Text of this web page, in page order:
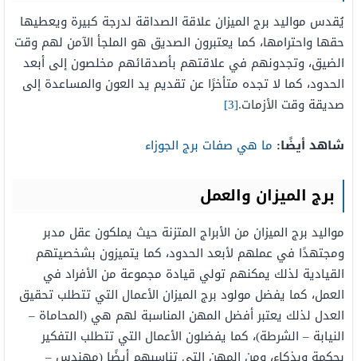
يُقدس مواليد برج الميزان علاقة الصداقة لدرجة كبيرة ويعطيها
حقها واحترامها، كما يعتبرون الصديق هو الملجأ الآمن لهم وقت
الضيق، وتجدونهم في علاقتهم بأصدقائهم مخلصون إلى أبعد
الحدود، كما لا تجده متأخرًا عن تقديم يد العون والمساعدة إلى
صديقة وقت الأزمات.[3]
شاهد أيضًا: ما هي صفات برج الجوزاء
برج الميزان والعمل
مواليد برج الميزان من الأبراج المتزنة حيث يملكون عقل مدبر
ومجتهدًا في عملهم لأبعد الحدود، كما يتميزون بشخصيتهم
القيادية لذلك يمكنهم تولي قيادة مجموعة من الأفراد في
العمل، كما يفضل مولود برج الميزان الأعمال التي تتطلب تحقيق
العدل لذلك يعتبر أفضل المهن المناسبة لهم هي (المحاماة –
النيابة – الشرطة)، كما يفضلون الأعمال التي تتطلب التفكير